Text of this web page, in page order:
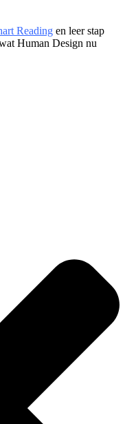
Reading en leer stap
Human Design nu